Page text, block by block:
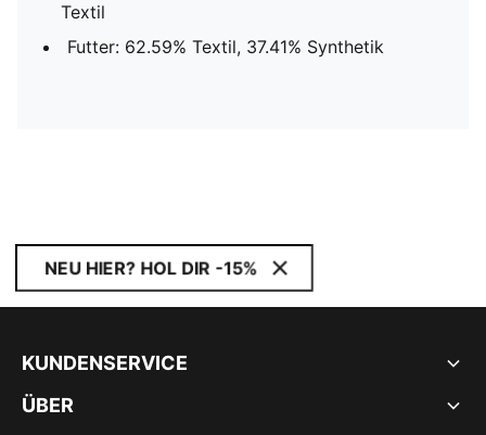
Textil
Futter: 62.59% Textil, 37.41% Synthetik
NEU HIER? HOL DIR -15%
KUNDENSERVICE
ÜBER